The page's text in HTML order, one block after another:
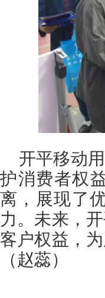
开平移动
护消费者权
离，展现了
力。未来，
客户权益，
（赵蕊）